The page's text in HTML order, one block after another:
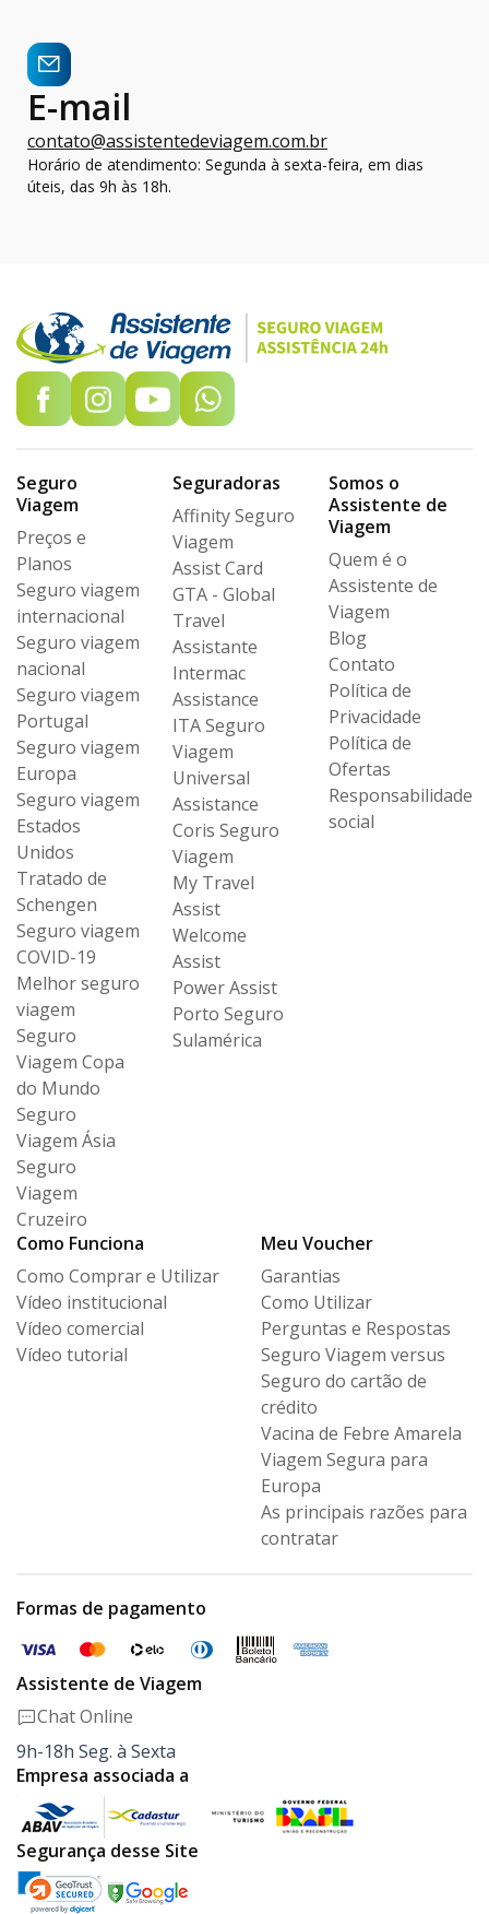
E-mail
contato@assistentedeviagem.com.br
Horário de atendimento: Segunda à sexta-feira, em dias
úteis, das 9h às 18h.
Seguro
Viagem
Preços e
Planos
Seguro viagem
internacional
Seguro viagem
nacional
Seguro viagem
Portugal
Seguro viagem
Europa
Seguro viagem
Estados
Unidos
Tratado de
Schengen
Seguro viagem
COVID-19
Melhor seguro
viagem
Seguro
Viagem Copa
do Mundo
Seguro
Viagem Ásia
Seguro
Viagem
Cruzeiro
Seguradoras
Affinity Seguro
Viagem
Assist Card
GTA - Global
Travel
Assistante
Intermac
Assistance
ITA Seguro
Viagem
Universal
Assistance
Coris Seguro
Viagem
My Travel
Assist
Welcome
Assist
Power Assist
Porto Seguro
Sulamérica
Somos o
Assistente de
Viagem
Quem é o
Assistente de
Viagem
Blog
Contato
Política de
Privacidade
Política de
Ofertas
Responsabilidade
social
Como Funciona
Como Comprar e Utilizar
Vídeo institucional
Vídeo comercial
Vídeo tutorial
Meu Voucher
Garantias
Como Utilizar
Perguntas e Respostas
Seguro Viagem versus
Seguro do cartão de
crédito
Vacina de Febre Amarela
Viagem Segura para
Europa
As principais razões para
contratar
Formas de pagamento
Assistente de Viagem
Chat Online
9h-18h Seg. à Sexta
Empresa associada a
Segurança desse Site